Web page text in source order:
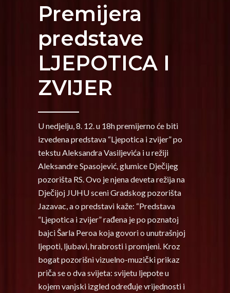
Premijera
predstave
LJEPOTICA I
ZVIJER
U nedjelju, 8. 12. u 18h premijerno će biti
izvedena predstava “Ljepotica i zvijer” po
tekstu Aleksandra Vasiljevića i u režiji
Aleksandre Spasojević, glumice Dječijeg
pozorišta RS. Ovo je njena deveta režija na
Dječijoj JUHU sceni Gradskog pozorišta
Jazavac, a o predstavi kaže: “Predstava
“Ljepotica i zvijer” rađena je po poznatoj
bajci Šarla Peroa koja govori o unutrašnjoj
ljepoti, ljubavi, hrabrosti i promjeni. Kroz
bogat pozorišni vizuelno-muzički prikaz
priča se o dva svijeta: svijetu ljepote u
kojem vanjski izgled određuje vrijednosti i